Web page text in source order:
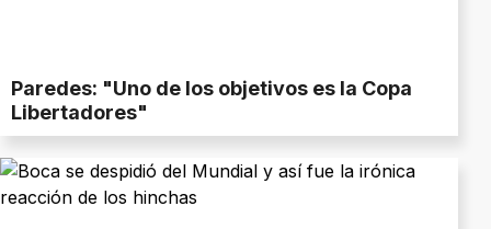
Paredes: "Uno de los objetivos es la Copa
Libertadores"